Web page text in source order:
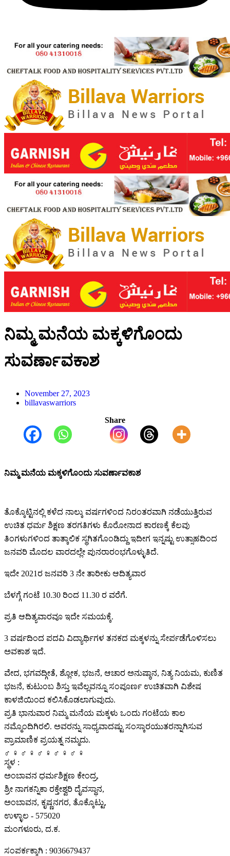
ನಿಮ್ಮ ಮನೆಯ ಮಕ್ಕಳಿಗೊಂದು
ಸುವರ್ಣಾವಕಾಶ
November 27, 2023
billavaswarriors
Share
ನಿಮ್ಮ ಮನೆಯ ಮಕ್ಕಳಿಗೊಂದು ಸುವರ್ಣಾವಕಾಶ
ತೊಕ್ಕೊಟ್ಟಿನಲ್ಲಿ ಕಳೆದ ನಾಲ್ಕು ವರ್ಷಗಳಿಂದ ನಿರಂತರವಾಗಿ ನಡೆಯುತ್ತಿರುವ
ಉಚಿತ ಧರ್ಮ ಶಿಕ್ಷಣ ತರಗತಿಗಳು ಕೊರೋನಾದ ಕಾರಣಕ್ಕೆ ಕೆಲವು
ತಿಂಗಳುಗಳಿಂದ ತಾತ್ಕಾಲಿಕ ಸ್ಥಗಿತಗೊಂಡಿದ್ದು ಇದೀಗ ಇನ್ನಷ್ಟು ಉತ್ಸಾಹದಿಂದ
ಜನವರಿ ಮೊದಲ ವಾರದಲ್ಲೇ ಪುನರಾರಂಭಗೊಳ್ಳುತಿದೆ.
ಇದೇ 2021ರ ಜನವರಿ 3 ನೇ ತಾರೀಕು ಆದಿತ್ಯವಾರ
ಬೆಳಗ್ಗೆ ಗಂಟೆ 10.30 ರಿಂದ 11.30 ರ ವರೆಗೆ.
ಪ್ರತಿ ಆದಿತ್ಯವಾರವೂ ಇದೇ ಸಮಯಕ್ಕೆ.
3 ವರ್ಷದಿಂದ ಪದವಿ ವಿದ್ಯಾರ್ಥಿಗಳ ತನಕದ ಮಕ್ಕಳನ್ನು ಸೇರ್ಪಡೆಗೊಳಿಸಲು
ಅವಕಾಶ ಇದೆ.
ವೇದ, ಭಗವದ್ಗೀತೆ, ಶ್ಲೋಕ, ಭಜನೆ, ಆಚಾರ ಅನುಷ್ಠಾನ, ನಿತ್ಯ ನಿಯಮ, ಕುಣಿತ
ಭಜನೆ, ಕುಟುಂಬ ಶಿಸ್ತು ಇವೆಲ್ಲವನ್ನೂ ಸಂಪೂರ್ಣ ಉಚಿತವಾಗಿ ವಿಶೇಷ
ಕಾಳಜಿಯಿಂದ ಕಲಿಸಿಕೊಡಲಾಗುವುದು.
ಪ್ರತಿ ಭಾನುವಾರ ನಿಮ್ಮ ಮನೆಯ ಮಕ್ಕಳು ಒಂದು ಗಂಟೆಯ ಕಾಲ
ನಮ್ಮೊಂದಿಗಿರಲಿ. ಅವರನ್ನು ಸಾಧ್ಯವಾದಷ್ಟು ಸಂಸ್ಕಾರಯುತರನ್ನಾಗಿಸುವ
ಪ್ರಾಮಾಣಿಕ ಪ್ರಯತ್ನ ನಮ್ಮದು.
‍♂️ ‍♀️ ‍♂️ ‍♀️ ‍♂️ ‍♀️ ‍♂️ ‍♀️ ‍♂️ ‍♀️
ಸ್ಥಳ :
ಅಂಬಾವನ ಧರ್ಮಶಿಕ್ಷಣ ಕೇಂದ್ರ,
ಶ್ರೀ ನಾಗಕನ್ನಿಕಾ ರಕ್ತೇಶ್ವರಿ ದೈವಸ್ಥಾನ,
ಅಂಬಾವನ, ಕೃಷ್ಣನಗರ, ತೊಕ್ಕೊಟ್ಟು,
ಉಳ್ಳಾಲ - 575020
ಮಂಗಳೂರು, ದ.ಕ.
ಸಂಪರ್ಕಕ್ಕಾಗಿ : 9036679437